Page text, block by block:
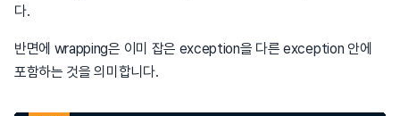
다.
반면에 wrapping은 이미 잡은 exception을 다른 exception 안에
포함하는 것을 의미합니다.